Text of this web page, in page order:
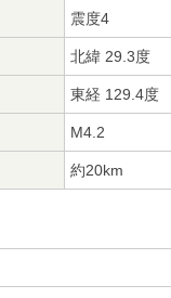
震度4
北緯 29.3度
東経 129.4度
M4.2
約20km